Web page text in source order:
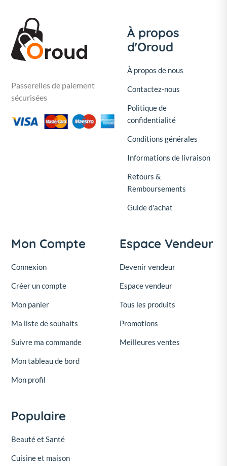
Passerelles de paiement
sécurisées
À propos
d'Oroud
À propos de nous
Contactez-nous
Politique de
confidentialité
Conditions générales
Informations de livraison
Retours &
Remboursements
Guide d'achat
Mon Compte
Connexion
Créer un compte
Mon panier
Ma liste de souhaits
Suivre ma commande
Mon tableau de bord
Mon profil
Espace Vendeur
Devenir vendeur
Espace vendeur
Tous les produits
Promotions
Meilleures ventes
Populaire
Beauté et Santé
Cuisine et maison